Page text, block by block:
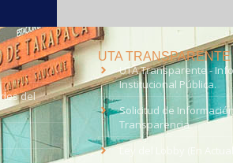
del
UTA TRANSPARENTE
UTA Transparente -
Institucional Pública.
Solicitud de
Transparencia
Ley del Lobby (En